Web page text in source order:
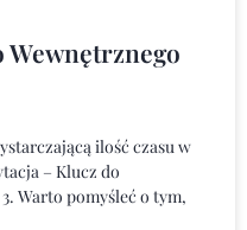
Wewnętrznego
ilość czasu w
– Klucz do
Warto pomyśleć o tym,